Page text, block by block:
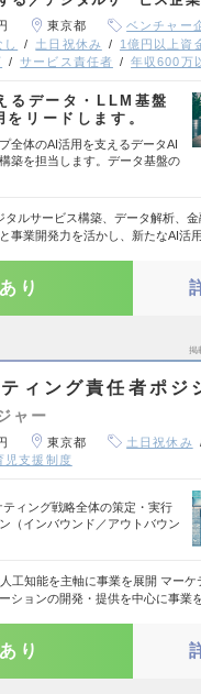
東京都 ベンチャー
し 土日祝休み 1億円以上資
サービス責任者 年収600万
るデータ・LLM基盤
リードします。
全体のAI活用を支えるデータAI
築を担当します。データ基盤の
タルサービス構築、データ解析、
事業開発力を活かし、新たなAI活
り
掲
ィング責任者ポジ
ャー
東京都 土日祝休み
児支援制度
ティング戦略全体の策定・実行
（インバウンド／アウトバウン
工知能を主軸に事業を展開 マーケ
ションの開発・提供を中心に事業
り